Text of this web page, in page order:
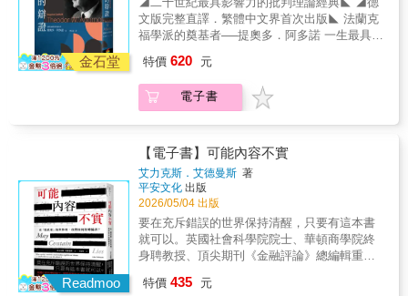
輕鬆淺白的語言，透過哲學持續不斷研究現今
社會的日常議題，譬如無聊、自由、孤獨、謊
言、恐懼、邪惡、希望等，挖掘人性中最深沉
情感的正反兩面，並試圖在這些情感光譜中找
到其獨特的灰暗與光亮。也讓我們在資訊嘈雜
的現世，學會用理性探求本質，重新檢視各個
普世共通的心理情狀，從而構築出適合自己的
絡，並援引文學、宗教、歷史與日常經驗中的
具體例子，重新思考希望在人生中的位置。＊
跳脫將希望簡化為正向思考或心理安慰的常見
理解，細緻辨析希望與恐懼、絕望、自由、自
欺、信任之間的關係，指出希望既可能成為力
量，也可能導向幻覺與危險。＊結合理論與真
實生命經驗，從疾病、失落、政治現實到民主
社會中的公民選擇，探討人如何在不確定之中
合理地懷抱希望，建立更成熟而清醒的生活態
諾晚期思想的核心。 阿多諾提出「否定的辯
證」，以反體系的解說方式來回應形上學產生
的問題，並且批判傳統辯證法的「同一性」，
其理論不僅奠定法蘭克福學派批判理論的基
深刻省思，使我們得以不同角度的方式認識哲
學偉人的思想。
金石堂
文版完整直譯．繁體中文界首次出版◣ 法蘭克
福學派的奠基者──提奧多．阿多諾 一生最具代
諾為二十世紀德國最重要的哲學家與社會理論
家，屬於法蘭克福學派核心成員，其思想橫跨
哲學、社會學、美學與音樂理論，不僅深深影
留下深刻的痕跡。 《否定的辯證》被視為阿多
諾一生學術生涯的代表作，出版於一九六六
年，源自於阿多諾於法蘭克福大學任教期間，
開設「否定的辯證」課程，而本書出版之後便
成為該課程的教材，也是一九六○年代以後阿多
諾晚期思想的核心。 阿多諾提出「否定的辯
證」，以反體系的解說方式來回應形上學產生
的問題，並且批判傳統辯證法的「同一性」，
其理論不僅奠定法蘭克福學派批判理論的基
特價 620 元
電子書
Readmoo
【電子書】可能內容不實
艾力克斯．艾德曼斯 著
平安文化 出版
2026/05/04 出版
要在充斥錯誤的世界保持清醒，只要有這本書
就可以。英國社會科學院院士、華頓商學院終
身聘教授、頂尖期刊《金融評論》總編輯重量
「八大春季新概念好書」！《金融時報》、
特價 435 元